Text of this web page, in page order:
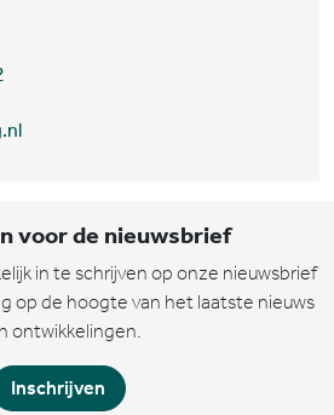
voor de nieuwsbrief
in te schrijven op onze nieuwsbrief
op de hoogte van het laatste nieuws
ontwikkelingen.
Inschrijven